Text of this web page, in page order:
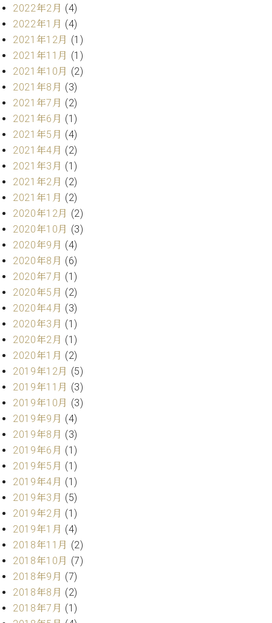
工
房
ロ
グ
ア
ク
セ
ス
問
い
合
わ
せ
ア
ー
テ
ィ
ス
ト
カ
ス
タ
マ
ー
ー
ビ
ス
(
調
律
ア
タ
ー
サ
ー
ビ
ス
律)
2022年2月 (4)
2022年1月 (4)
2021年12月 (1)
2021年11月 (1)
2021年10月 (2)
2021年8月 (3)
2021年7月 (2)
2021年6月 (1)
2021年5月 (4)
2021年4月 (2)
2021年3月 (1)
2021年2月 (2)
2021年1月 (2)
2020年12月 (2)
2020年10月 (3)
2020年9月 (4)
2020年8月 (6)
2020年7月 (1)
2020年5月 (2)
2020年4月 (3)
2020年3月 (1)
2020年2月 (1)
2020年1月 (2)
2019年12月 (5)
2019年11月 (3)
2019年10月 (3)
2019年9月 (4)
2019年8月 (3)
2019年6月 (1)
2019年5月 (1)
2019年4月 (1)
2019年3月 (5)
2019年2月 (1)
2019年1月 (4)
2018年11月 (2)
2018年10月 (7)
2018年9月 (7)
2018年8月 (2)
2018年7月 (1)